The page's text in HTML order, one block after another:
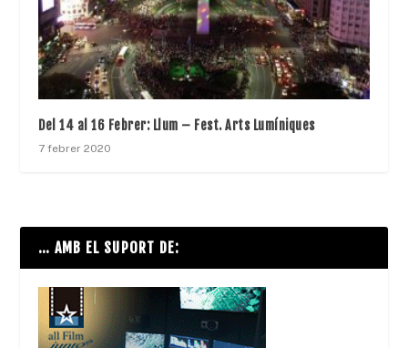
Del 14 al 16 Febrer: Llum – Fest. Arts Lumíniques
7 febrer 2020
… AMB EL SUPORT DE: